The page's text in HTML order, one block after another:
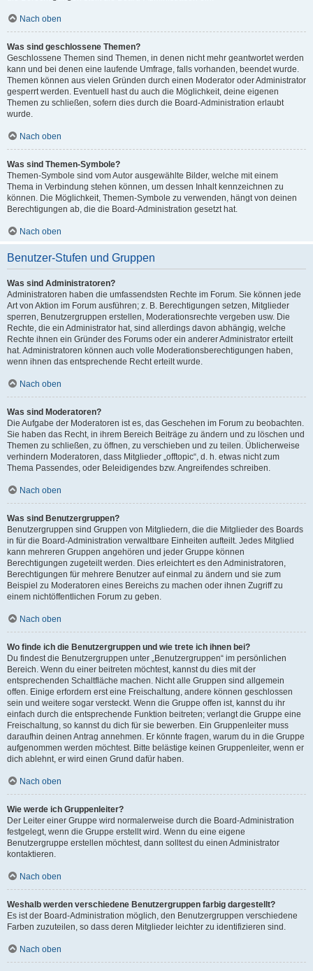
Nach oben
Was sind geschlossene Themen?
Geschlossene Themen sind Themen, in denen nicht mehr geantwortet werden
kann und bei denen eine laufende Umfrage, falls vorhanden, beendet wurde.
Themen können aus vielen Gründen durch einen Moderator oder Administrator
gesperrt werden. Eventuell hast du auch die Möglichkeit, deine eigenen
Themen zu schließen, sofern dies durch die Board-Administration erlaubt
wurde.
Nach oben
Was sind Themen-Symbole?
Themen-Symbole sind vom Autor ausgewählte Bilder, welche mit einem
Thema in Verbindung stehen können, um dessen Inhalt kennzeichnen zu
können. Die Möglichkeit, Themen-Symbole zu verwenden, hängt von deinen
Berechtigungen ab, die die Board-Administration gesetzt hat.
Nach oben
Benutzer-Stufen und Gruppen
Was sind Administratoren?
Administratoren haben die umfassendsten Rechte im Forum. Sie können jede
Art von Aktion im Forum ausführen; z. B. Berechtigungen setzen, Mitglieder
sperren, Benutzergruppen erstellen, Moderationsrechte vergeben usw. Die
Rechte, die ein Administrator hat, sind allerdings davon abhängig, welche
Rechte ihnen ein Gründer des Forums oder ein anderer Administrator erteilt
hat. Administratoren können auch volle Moderationsberechtigungen haben,
wenn ihnen das entsprechende Recht erteilt wurde.
Nach oben
Was sind Moderatoren?
Die Aufgabe der Moderatoren ist es, das Geschehen im Forum zu beobachten.
Sie haben das Recht, in ihrem Bereich Beiträge zu ändern und zu löschen und
Themen zu schließen, zu öffnen, zu verschieben und zu teilen. Üblicherweise
verhindern Moderatoren, dass Mitglieder „offtopic“, d. h. etwas nicht zum
Thema Passendes, oder Beleidigendes bzw. Angreifendes schreiben.
Nach oben
Was sind Benutzergruppen?
Benutzergruppen sind Gruppen von Mitgliedern, die die Mitglieder des Boards
in für die Board-Administration verwaltbare Einheiten aufteilt. Jedes Mitglied
kann mehreren Gruppen angehören und jeder Gruppe können
Berechtigungen zugeteilt werden. Dies erleichtert es den Administratoren,
Berechtigungen für mehrere Benutzer auf einmal zu ändern und sie zum
Beispiel zu Moderatoren eines Bereichs zu machen oder ihnen Zugriff zu
einem nichtöffentlichen Forum zu geben.
Nach oben
Wo finde ich die Benutzergruppen und wie trete ich ihnen bei?
Du findest die Benutzergruppen unter „Benutzergruppen“ im persönlichen
Bereich. Wenn du einer beitreten möchtest, kannst du dies mit der
entsprechenden Schaltfläche machen. Nicht alle Gruppen sind allgemein
offen. Einige erfordern erst eine Freischaltung, andere können geschlossen
sein und weitere sogar versteckt. Wenn die Gruppe offen ist, kannst du ihr
einfach durch die entsprechende Funktion beitreten; verlangt die Gruppe eine
Freischaltung, so kannst du dich für sie bewerben. Ein Gruppenleiter muss
daraufhin deinen Antrag annehmen. Er könnte fragen, warum du in die Gruppe
aufgenommen werden möchtest. Bitte belästige keinen Gruppenleiter, wenn er
dich ablehnt, er wird einen Grund dafür haben.
Nach oben
Wie werde ich Gruppenleiter?
Der Leiter einer Gruppe wird normalerweise durch die Board-Administration
festgelegt, wenn die Gruppe erstellt wird. Wenn du eine eigene
Benutzergruppe erstellen möchtest, dann solltest du einen Administrator
kontaktieren.
Nach oben
Weshalb werden verschiedene Benutzergruppen farbig dargestellt?
Es ist der Board-Administration möglich, den Benutzergruppen verschiedene
Farben zuzuteilen, so dass deren Mitglieder leichter zu identifizieren sind.
Nach oben